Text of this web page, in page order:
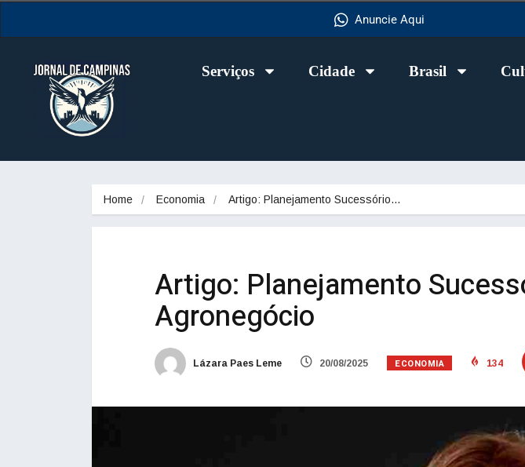
Anuncie Aqui
Serviços Cidade Brasil
Home Economia Artigo: Planejamento Sucessório…
Artigo: Planejamento
Agronegócio
Lázara Paes Leme 20/08/2025 ECONOMIA 134